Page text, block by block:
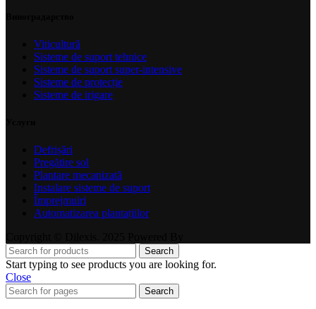
Viticultură
Sisteme de suport tehnice
Sisteme de suport super-intensive
Sisteme de protecție
Sisteme de irigare
Defrișări
Pregătire sol
Plantare mecanizată
Instalare sisteme de suport
Împrejmuiri
Automatizarea plantațiilor
Search
Start typing to see products you are looking for.
Close
Search